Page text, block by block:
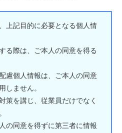
上記目的に必要となる個人情
る際は、ご本人の同意を得る
慮個人情報は、ご本人の同意
しません。
策を講じ、従業員だけでなく
の同意を得ずに第三者に情報